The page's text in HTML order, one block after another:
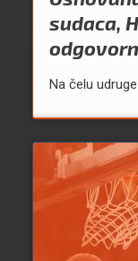
sudaca,
Na čelu